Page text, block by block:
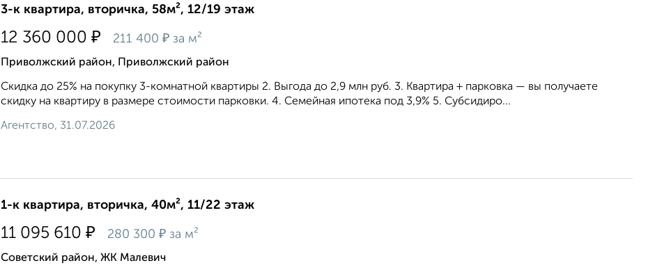
3-к квартира, вторичка, 58м², 12/19 этаж
12 360 000 ₽ 211 400 ₽ за м²
Приволжский район, Приволжский район
Скидка до 25% на покупку 3-комнатной квартиры 2. Выгода до 2,9 млн руб. 3. Квартира + парковка — вы получаете
скидку на квартиру в размере стоимости парковки. 4. Семейная ипотека под 3,9% 5. Субсидиро...
Агентство, 31.07.2026
1-к квартира, вторичка, 40м², 11/22 этаж
11 095 610 ₽ 280 300 ₽ за м²
Советский район, ЖК Малевич